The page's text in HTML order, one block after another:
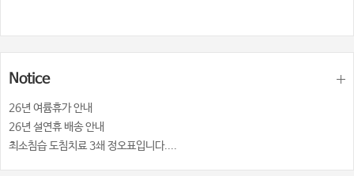
Notice
26년 여륨휴가 안내
26년 설연휴 배송 안내
최소침습 도침치료 3쇄 정오표입니다....